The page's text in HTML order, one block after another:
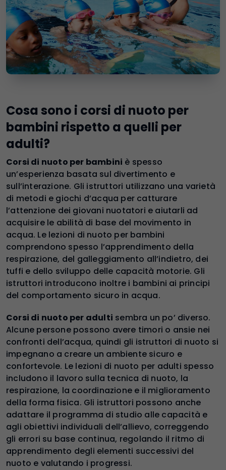
Cosa sono i corsi di nuoto per
bambini rispetto a quelli per
adulti?
Corsi di nuoto per bambini è spesso
un’esperienza basata sul divertimento e
sull’interazione. Gli istruttori utilizzano una varietà
di metodi e giochi d’acqua per catturare
l’attenzione dei giovani nuotatori e aiutarli ad
acquisire le abilità di base del movimento in
acqua. Le lezioni di nuoto per bambini
comprendono spesso l’apprendimento della
respirazione, del galleggiamento all’indietro, dei
tuffi e dello sviluppo delle capacità motorie. Gli
istruttori introducono inoltre i bambini ai principi
del comportamento sicuro in acqua.
Corsi di nuoto per adulti sembra un po’ diverso.
Alcune persone possono avere timori o ansie nei
confronti dell’acqua, quindi gli istruttori di nuoto si
impegnano a creare un ambiente sicuro e
confortevole. Le lezioni di nuoto per adulti spesso
includono il lavoro sulla tecnica di nuoto, la
respirazione, la coordinazione e il miglioramento
della forma fisica. Gli istruttori possono anche
adattare il programma di studio alle capacità e
agli obiettivi individuali dell’allievo, correggendo
gli errori su base continua, regolando il ritmo di
apprendimento degli elementi successivi del
nuoto e valutando i progressi.